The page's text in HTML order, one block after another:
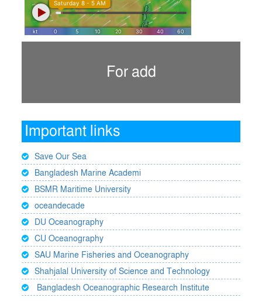
For add
Important links
Save Our Sea
Bangladesh Marine Academi
BSMR Maritime University
oceandecade
DU Oceanography
CU Oceanography
SAU Marine Fisheries and Oceanography
Shahjalal University of Science and Technology
Bangladesh Oceanographic Research Institute